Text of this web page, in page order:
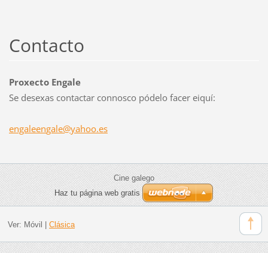
Contacto
Proxecto Engale
Se desexas contactar connosco pódelo facer eiquí:
engaleengale@yahoo.es
Cine galego
Haz tu página web gratis
Ver: Móvil | Clásica